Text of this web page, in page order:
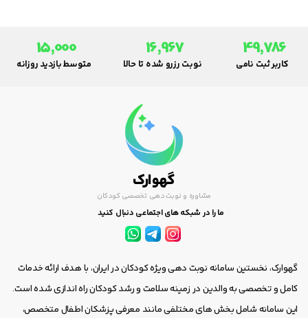
49,786
کاربر ثبت نامی
16,967
نوبت رزرو شده تا حالا
15,000
متوسط بازدید روزانه
گهوارک
مشاوره و نوبت دهی تخصصی کودکان
ما را در شبکه های اجتماعی دنبال کنید
گهوارک، نخستین سامانه نوبت دهی ویژه کودکان در ایران، با هدف ارائه خدمات
کامل و تخصصی به والدین در زمینه سلامت و رشد کودکان راه اندازی شده است.
این سامانه شامل بخش های مختلفی مانند معرفی پزشکان اطفال متخصص،